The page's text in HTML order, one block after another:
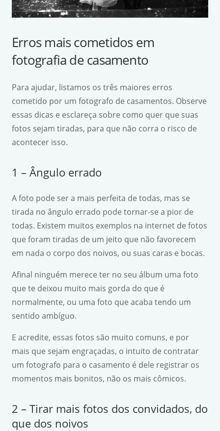
Erros mais cometidos em
fotografia de casamento
Para ajudar, listamos os três maiores erros
cometido por um fotografo de casamentos. Observe
essas dicas e esclareça sobre como quer que suas
fotos sejam tiradas, para que não corra o risco de
acontecer isso.
1 – Ângulo errado
A foto pode ser a mais perfeita de todas, mas se
tirada no ângulo errado pode tornar-se a pior de
todas. Existem muitos exemplos na internet de fotos
que foram tiradas de um jeito que não favorecem
em nada o corpo dos noivos, ou suas caras e bocas.
Afinal ninguém merece ter no seu álbum uma foto
que te deixou muito mais gorda do que é
normalmente, ou uma foto que acaba tendo um
sentido ambíguo.
E acredite, essas fotos são muito comuns, e por
mais que sejam engraçadas, o intuito de contratar
um fotografo para o casamento é dele registrar os
momentos mais bonitos, não os mais cômicos.
2 – Tirar mais fotos dos convidados, do
que dos noivos